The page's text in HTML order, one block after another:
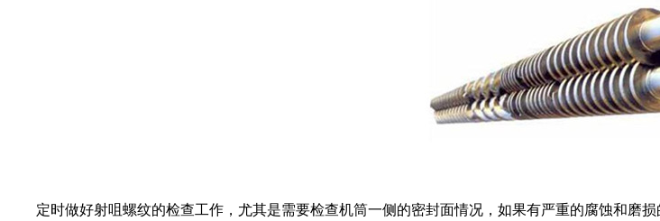
定时做好射咀螺纹的检查工作，尤其是需要检查机筒一侧的密封面情况，如果有严重的腐蚀和磨损